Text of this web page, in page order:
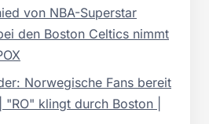
von NBA-Superstar
den Boston Celtics nimmt
Norwegische Fans bereit
klingt durch Boston |